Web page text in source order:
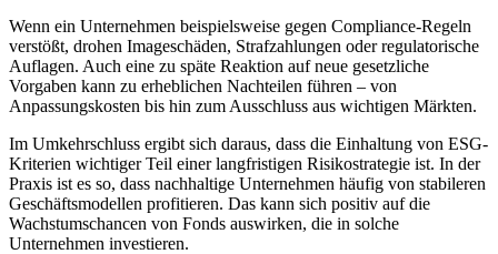
Wenn ein Unternehmen beispielsweise gegen Compliance-Regeln
verstößt, drohen Imageschäden, Strafzahlungen oder regulatorische
Auflagen. Auch eine zu späte Reaktion auf neue gesetzliche
Vorgaben kann zu erheblichen Nachteilen führen – von
Anpassungskosten bis hin zum Ausschluss aus wichtigen Märkten.
Im Umkehrschluss ergibt sich daraus, dass die Einhaltung von ESG-
Kriterien wichtiger Teil einer langfristigen Risikostrategie ist. In der
Praxis ist es so, dass nachhaltige Unternehmen häufig von stabileren
Geschäftsmodellen profitieren. Das kann sich positiv auf die
Wachstumschancen von Fonds auswirken, die in solche
Unternehmen investieren.